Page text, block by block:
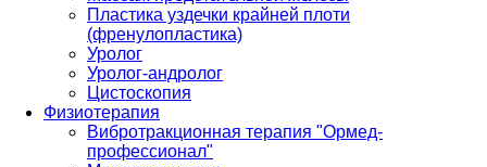
Пластика уздечки крайней плоти
(френулопластика)
Уролог
Уролог-андролог
Цистоскопия
Физиотерапия
Вибротракционная терапия "Ормед-
профессионал"